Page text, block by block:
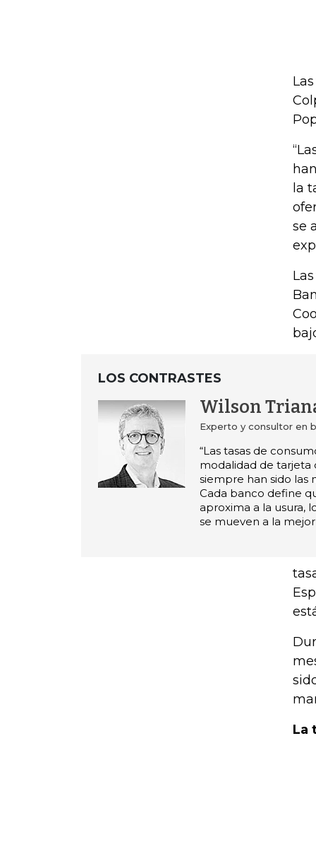
la
se
LOS CONTRASTES
Wilson
Experto y consultor en
“Las tasas de
modalidad de tarjeta
siempre han sido las
Cada banco define
aproxima a la usura,
se mueven a la mejor
La